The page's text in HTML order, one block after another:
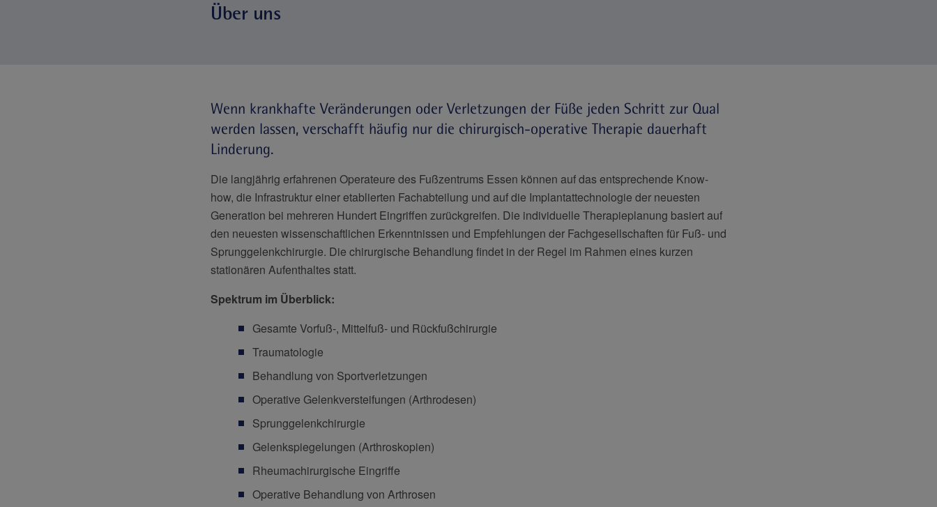
Über uns
Wenn krankhafte Veränderungen oder Verletzungen der Füße jeden Schritt zur Qual
werden lassen, verschafft häufig nur die chirurgisch-operative Therapie dauerhaft
Linderung.
Die langjährig erfahrenen Operateure des Fußzentrums Essen können auf das entsprechende Know-
how, die Infrastruktur einer etablierten Fachabteilung und auf die Implantattechnologie der neuesten
Generation bei mehreren Hundert Eingriffen zurückgreifen. Die individuelle Therapieplanung basiert auf
den neuesten wissenschaftlichen Erkenntnissen und Empfehlungen der Fachgesellschaften für Fuß- und
Sprunggelenkchirurgie. Die chirurgische Behandlung findet in der Regel im Rahmen eines kurzen
stationären Aufenthaltes statt.
Spektrum im Überblick:
Gesamte Vorfuß-, Mittelfuß- und Rückfußchirurgie
Traumatologie
Behandlung von Sportverletzungen
Operative Gelenkversteifungen (Arthrodesen)
Sprunggelenkchirurgie
Gelenkspiegelungen (Arthroskopien)
Rheumachirurgische Eingriffe
Operative Behandlung von Arthrosen